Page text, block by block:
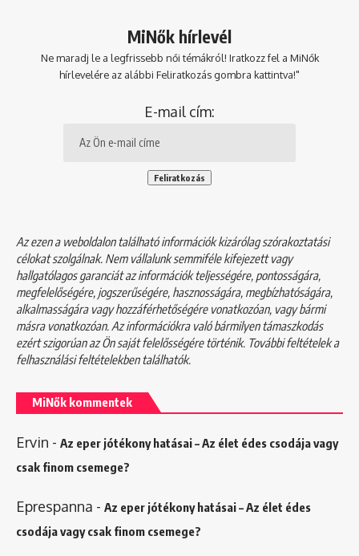
MiNők hírlevél
Ne maradj le a legfrissebb női témákról! Iratkozz fel a MiNők
hírlevelére az alábbi Feliratkozás gombra kattintva!"
E-mail cím:
Az ezen a weboldalon található információk kizárólag szórakoztatási
célokat szolgálnak. Nem vállalunk semmiféle kifejezett vagy
hallgatólagos garanciát az információk teljességére, pontosságára,
megfelelőségére, jogszerűségére, hasznosságára, megbízhatóságára,
alkalmasságára vagy hozzáférhetőségére vonatkozóan, vagy bármi
másra vonatkozóan. Az információkra való bármilyen támaszkodás
ezért szigorúan az Ön saját felelősségére történik. További feltételek a
felhasználási feltételekbentalálhatók.
MiNők kommentek
Ervin - Az eper jótékony hatásai – Az élet édes csodája vagy
csak finom csemege?
Eprespanna - Az eper jótékony hatásai – Az élet édes
csodája vagy csak finom csemege?